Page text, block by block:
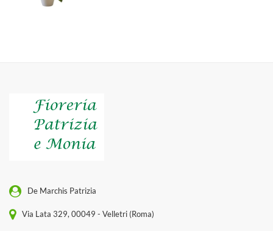
De Marchis Patrizia
Via Lata 329, 00049 - Velletri (Roma)